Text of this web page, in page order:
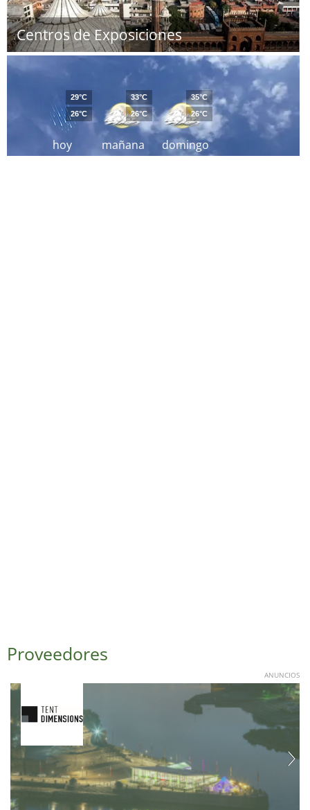
Centros de Exposiciones
hoy
29°C
26°C
mañana
33°C
26°C
domingo
35°C
26°C
Proveedores
ANUNCIOS